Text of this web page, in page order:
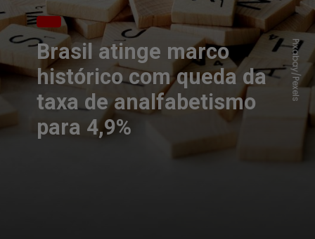
Brasil atinge marco
histórico com queda da
taxa de analfabetismo
para 4,9%
Pixabay/Pexels